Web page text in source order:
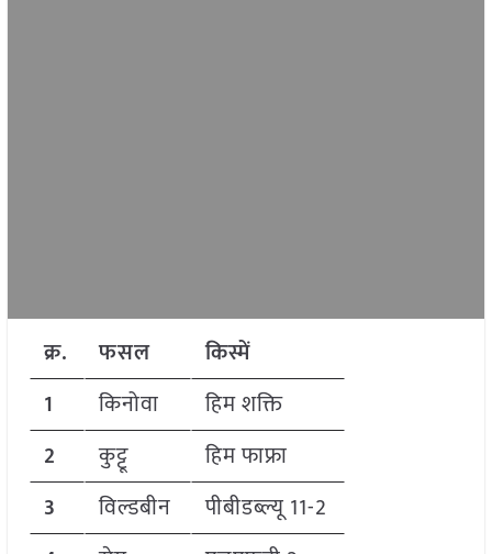
क्र. फसल
किस्में
1
किनोवा
हिम शक्ति
2
कुट्टू
हिम फाफ्रा
3
विल्डबीन
पीबीडब्ल्यू 11-2